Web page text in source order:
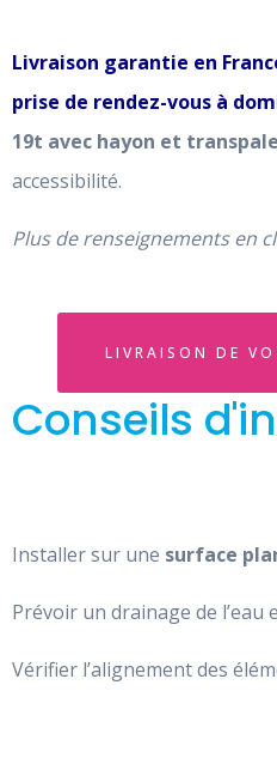
Livraison garantie en
prise de rendez-vous à
19t avec hayon et
accessibilité.
Plus de renseignements en
LIVRAISON DE
Conseils
Installer sur une surface
Prévoir un drainage de l’eau
Vérifier l’alignement des